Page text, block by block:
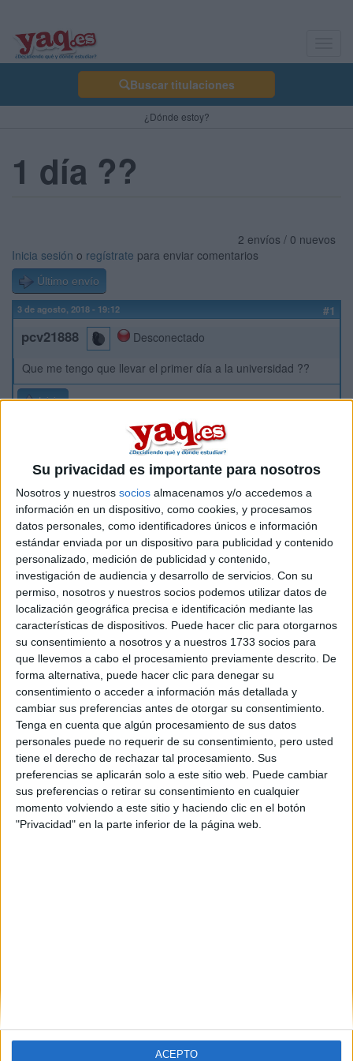
Su privacidad es importante para nosotros
Nosotros y nuestros socios almacenamos y/o accedemos a
información en un dispositivo, como cookies, y procesamos
datos personales, como identificadores únicos e información
estándar enviada por un dispositivo para publicidad y contenido
personalizado, medición de publicidad y contenido,
investigación de audiencia y desarrollo de servicios. Con su
permiso, nosotros y nuestros socios podemos utilizar datos de
localización geográfica precisa e identificación mediante las
características de dispositivos. Puede hacer clic para otorgarnos
su consentimiento a nosotros y a nuestros 1733 socios para
que llevemos a cabo el procesamiento previamente descrito. De
forma alternativa, puede hacer clic para denegar su
consentimiento o acceder a información más detallada y
cambiar sus preferencias antes de otorgar su consentimiento.
Tenga en cuenta que algún procesamiento de sus datos
personales puede no requerir de su consentimiento, pero usted
tiene el derecho de rechazar tal procesamiento. Sus
preferencias se aplicarán solo a este sitio web. Puede cambiar
sus preferencias o retirar su consentimiento en cualquier
momento volviendo a este sitio y haciendo clic en el botón
"Privacidad" en la parte inferior de la página web.
ACEPTO
Buscar titulaciones
¿Dónde estoy?
1 día ??
2 envíos / 0 nuevos
Inicia sesión o regístrate para enviar comentarios
Último envío
3 de agosto, 2018 - 19:12 #1
pcv21888
Desconectado
Que me tengo que llevar el primer día a la universidad ??
Inicio
La pregunta del millón
Comentarios
Inicio Inicia sesiónoregístratepara enviar comentarios